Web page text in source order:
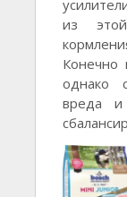
из
однако
вреда и